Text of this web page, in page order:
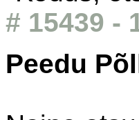
# 15439 -
Peedu